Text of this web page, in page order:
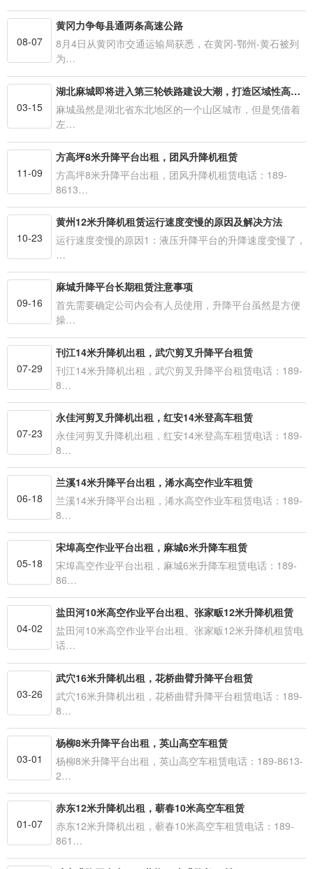
08-07
黄冈力争每县通两条高速公路
8月4日从黄冈市交通运输局获悉，在黄冈-鄂州-黄石被列
为…
03-15
湖北麻城即将进入第三轮铁路建设大潮，打造区域性高铁枢纽
麻城虽然是湖北省东北地区的一个山区城市，但是凭借着
左…
11-09
方高坪8米升降平台出租，团风升降机租赁
方高坪8米升降平台出租，团风升降机租赁电话：189-
8613…
10-23
黄州12米升降机租赁运行速度变慢的原因及解决方法
运行速度变慢的原因1：液压升降平台的升降速度变慢了，
…
09-16
麻城升降平台长期租赁注意事项
首先需要确定公司内会有人员使用，升降平台虽然是方便
操…
07-29
刊江14米升降机出租，武穴剪叉升降平台租赁
刊江14米升降机出租，武穴剪叉升降平台租赁电话：189-
8…
07-23
永佳河剪叉升降机出租，红安14米登高车租赁
永佳河剪叉升降机出租，红安14米登高车租赁电话：189-
8…
06-18
兰溪14米升降平台出租，浠水高空作业车租赁
兰溪14米升降平台出租，浠水高空作业车租赁电话：189-
8…
05-18
宋埠高空作业平台出租，麻城6米升降车租赁
宋埠高空作业平台出租，麻城6米升降车租赁电话：189-
86…
04-02
盐田河10米高空作业平台出租、张家畈12米升降机租赁
盐田河10米高空作业平台出租、张家畈12米升降机租赁电
话…
03-26
武穴16米升降机出租，花桥曲臂升降平台租赁
武穴16米升降机出租，花桥曲臂升降平台租赁电话：189-
8…
03-01
杨柳8米升降平台出租，英山高空车租赁
杨柳8米升降平台出租，英山高空车租赁电话：189-8613-
2…
01-07
赤东12米升降机出租，蕲春10米高空车租赁
赤东12米升降机出租，蕲春10米高空车租赁电话：189-
861…